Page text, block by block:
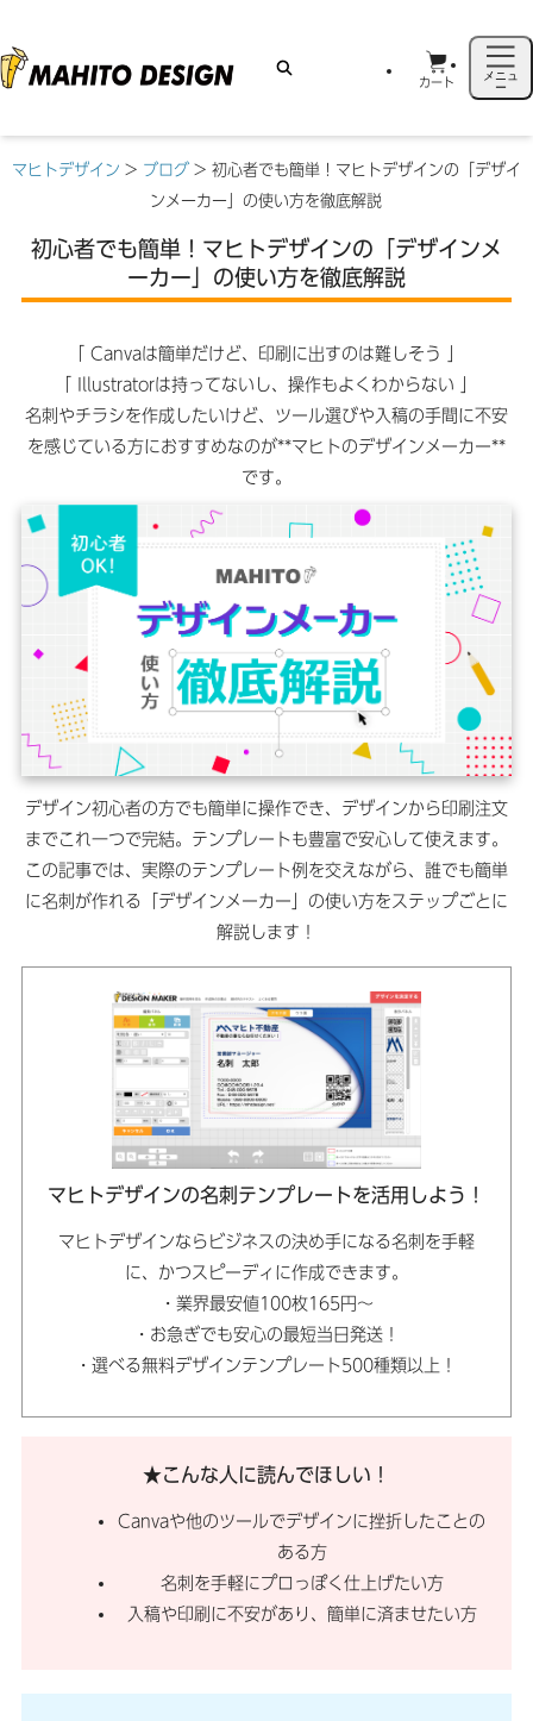
カート
メニュ
ー
マヒトデザイン > ブログ > 初心者でも簡単！マヒトデザインの「デザイ
ンメーカー」の使い方を徹底解説
初心者でも簡単！マヒトデザインの「デザインメ
ーカー」の使い方を徹底解説
「 Canvaは簡単だけど、印刷に出すのは難しそう 」
「 Illustratorは持ってないし、操作もよくわからない 」
名刺やチラシを作成したいけど、ツール選びや入稿の手間に不安
を感じている方におすすめなのが**マヒトのデザインメーカー**
です。
デザイン初心者の方でも簡単に操作でき、デザインから印刷注文
までこれ一つで完結。テンプレートも豊富で安心して使えます。
この記事では、実際のテンプレート例を交えながら、誰でも簡単
に名刺が作れる「デザインメーカー」の使い方をステップごとに
解説します！
マヒトデザインの名刺テンプレートを活用しよう！
マヒトデザインならビジネスの決め手になる名刺を手軽
に、かつスピーディに作成できます。
・業界最安値100枚165円～
・お急ぎでも安心の最短当日発送！
・選べる無料デザインテンプレート500種類以上！
★こんな人に読んでほしい！
Canvaや他のツールでデザインに挫折したことの
ある方
名刺を手軽にプロっぽく仕上げたい方
入稿や印刷に不安があり、簡単に済ませたい方